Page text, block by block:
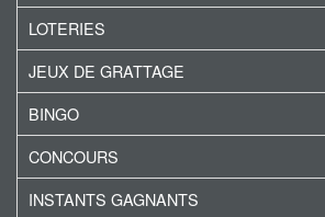
LOTERIES
JEUX DE GRATTAGE
BINGO
CONCOURS
INSTANTS GAGNANTS